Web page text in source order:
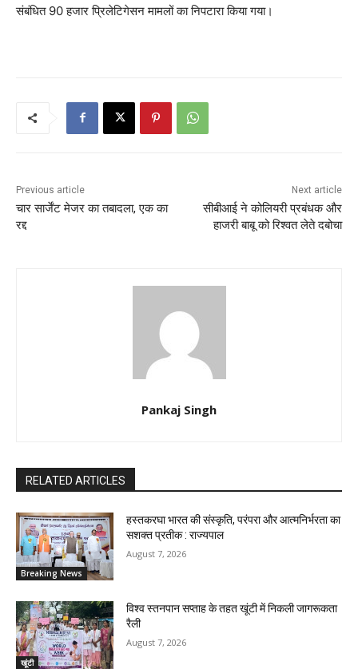
संबंधित 90 हजार प्रिलेटिगेसन मामलों का निपटारा किया गया।
Previous article
चार सार्जेंट मेजर का तबादला, एक का
रद्द
Next article
सीबीआई ने कोलियरी प्रबंधक और
हाजरी बाबू को रिश्वत लेते दबोचा
Pankaj Singh
RELATED ARTICLES
Breaking News
हस्तकरघा भारत की संस्कृति, परंपरा और आत्मनिर्भरता का
सशक्त प्रतीक : राज्यपाल
August 7, 2026
खूंटी
विश्व स्तनपान सप्ताह के तहत खूंटी में निकली जागरूकता
रैली
August 7, 2026